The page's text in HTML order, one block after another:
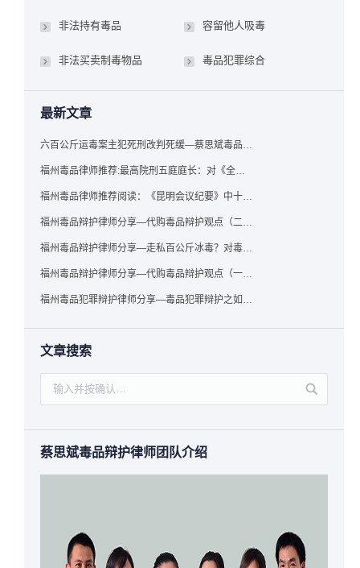
非法持有毒品 容留他人吸毒
非法买卖制毒物品 毒品犯罪综合
最新文章
六百公斤运毒案主犯死刑改判死缓—蔡思斌毒品犯罪辩护成功案例
福州毒品律师推荐:最高院刑五庭庭长：对《全国法院毒品案件审判工作会议纪要》的理解与适用
福州毒品律师推荐阅读：《昆明会议纪要》中十个“意想不到”的规定
福州毒品辩护律师分享—代购毒品辩护观点（二）——“牟利”之辩
福州毒品辩护律师分享—走私百公斤冰毒？对毒品缺失型走私毒品罪案件，该如何有效辩护
福州毒品辩护律师分享—代购毒品辩护观点（一）——“真假”之辩
福州毒品犯罪辩护律师分享—毒品犯罪辩护之如何提炼言辞证据
文章搜索
蔡思斌毒品辩护律师团队介绍